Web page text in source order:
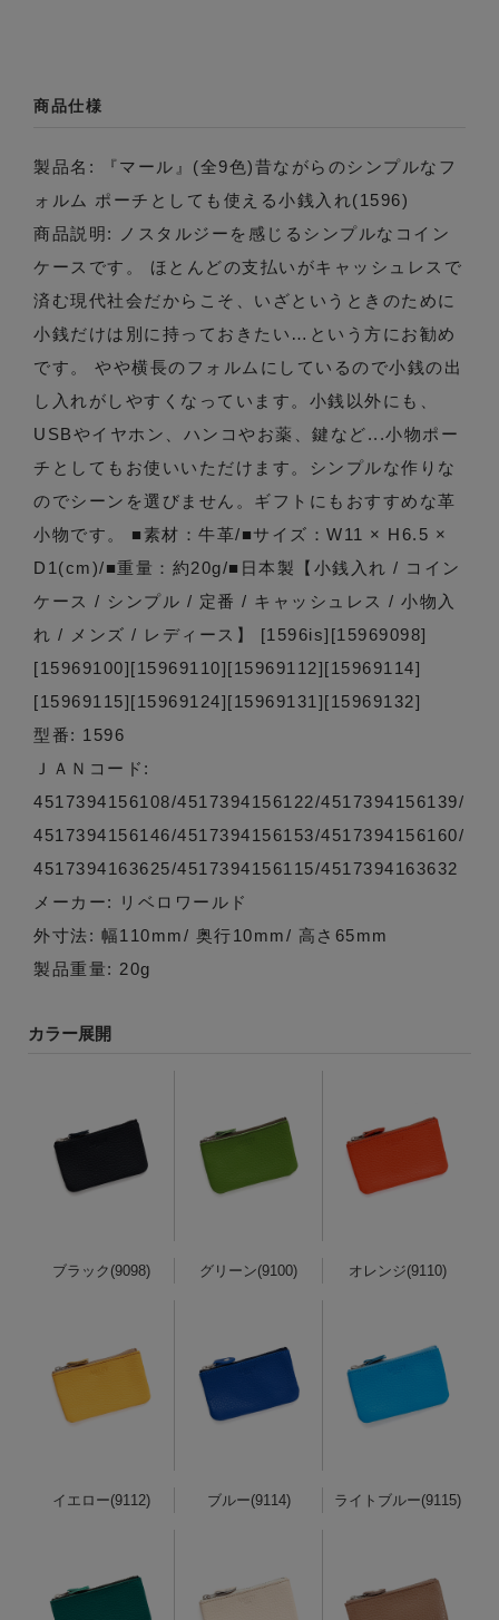
商品仕様
製品名: 『マール』(全9色)昔ながらのシンプルなフ
ォルム ポーチとしても使える小銭入れ(1596)
商品説明: ノスタルジーを感じるシンプルなコイン
ケースです。 ほとんどの支払いがキャッシュレスで
済む現代社会だからこそ、いざというときのために
小銭だけは別に持っておきたい…という方にお勧め
です。 やや横長のフォルムにしているので小銭の出
し入れがしやすくなっています。小銭以外にも、
USBやイヤホン、ハンコやお薬、鍵など...小物ポー
チとしてもお使いいただけます。シンプルな作りな
のでシーンを選びません。ギフトにもおすすめな革
小物です。 ■素材：牛革/■サイズ：W11 × H6.5 ×
D1(cm)/■重量：約20g/■日本製【小銭入れ / コイン
ケース / シンプル / 定番 / キャッシュレス / 小物入
れ / メンズ / レディース】 [1596is][15969098]
[15969100][15969110][15969112][15969114]
[15969115][15969124][15969131][15969132]
型番: 1596
ＪＡＮコード:
4517394156108/4517394156122/4517394156139/
4517394156146/4517394156153/4517394156160/
4517394163625/4517394156115/4517394163632
メーカー: リベロワールド
外寸法: 幅110mm/ 奥行10mm/ 高さ65mm
製品重量: 20g
カラー展開
ブラック(9098) グリーン(9100) オレンジ(9110)
イエロー(9112) ブルー(9114) ライトブルー(9115)